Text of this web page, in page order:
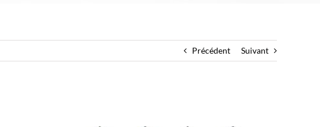
Précédent Suivant